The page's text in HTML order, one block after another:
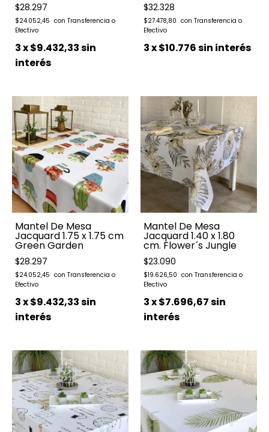
$28.297
$24.052,45
3x$9.432,33sin
interés
$32.328
$27.478,80
3x$10.776sin interés
Mantel De Mesa
Jacquard 1.75 x 1.75 cm
Green Garden
$28.297
$24.052,45
3x$9.432,33sin
interés
Mantel De Mesa
Jacquard 1.40 x 1.80
cm. Flower´s Jungle
$23.090
$19.626,50
3x$7.696,67sin
interés